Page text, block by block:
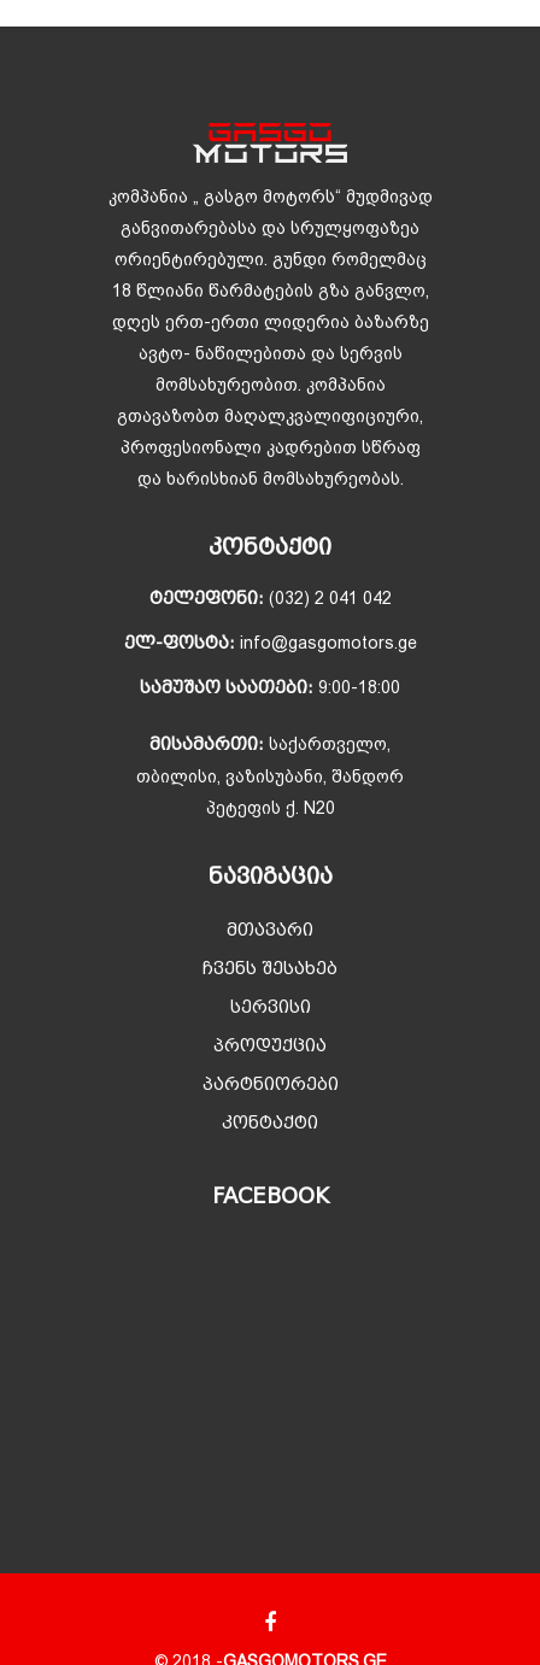
კომპანია „ გასგო მოტორს“ მუდმივად
განვითარებასა და სრულყოფაზეა
ორიენტირებული. გუნდი რომელმაც
18 წლიანი წარმატების გზა განვლო,
დღეს ერთ-ერთი ლიდერია ბაზარზე
ავტო- ნაწილებითა და სერვის
მომსახურეობით. კომპანია
გთავაზობთ მაღალკვალიფიციური,
პროფესიონალი კადრებით სწრაფ
და ხარისხიან მომსახურეობას.
ᲙᲝᲜᲢᲐᲥᲢᲘ
ᲢᲔᲚᲔᲤᲝᲜᲘ: (032) 2 041 042
ᲔᲚ-ᲤᲝᲡᲢᲐ: info@gasgomotors.ge
ᲡᲐᲛᲣᲨᲐᲝ ᲡᲐᲐᲗᲔᲑᲘ: 9:00-18:00
ᲛᲘᲡᲐᲛᲐᲠᲗᲘ: საქართველო,
თბილისი, ვაზისუბანი, შანდორ
პეტეფის ქ. N20
ᲜᲐᲕᲘᲒᲐᲪᲘᲐ
მთავარი
ჩვენს შესახებ
სერვისი
პროდუქცია
პარტნიორები
კონტაქტი
FACEBOOK